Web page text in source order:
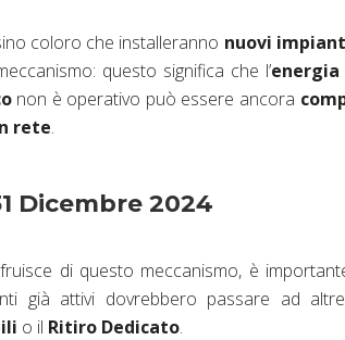
coloro che installeranno nuovi
questo significa che l’energia
non è operativo può essere ancora
rete.
Dicembre 2024
di questo meccanismo, è
già attivi dovrebbero passare ad
o il Ritiro Dedicato.